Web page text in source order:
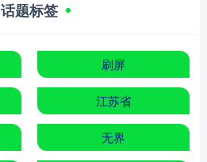
话题标签
刷屏
江苏省
无界